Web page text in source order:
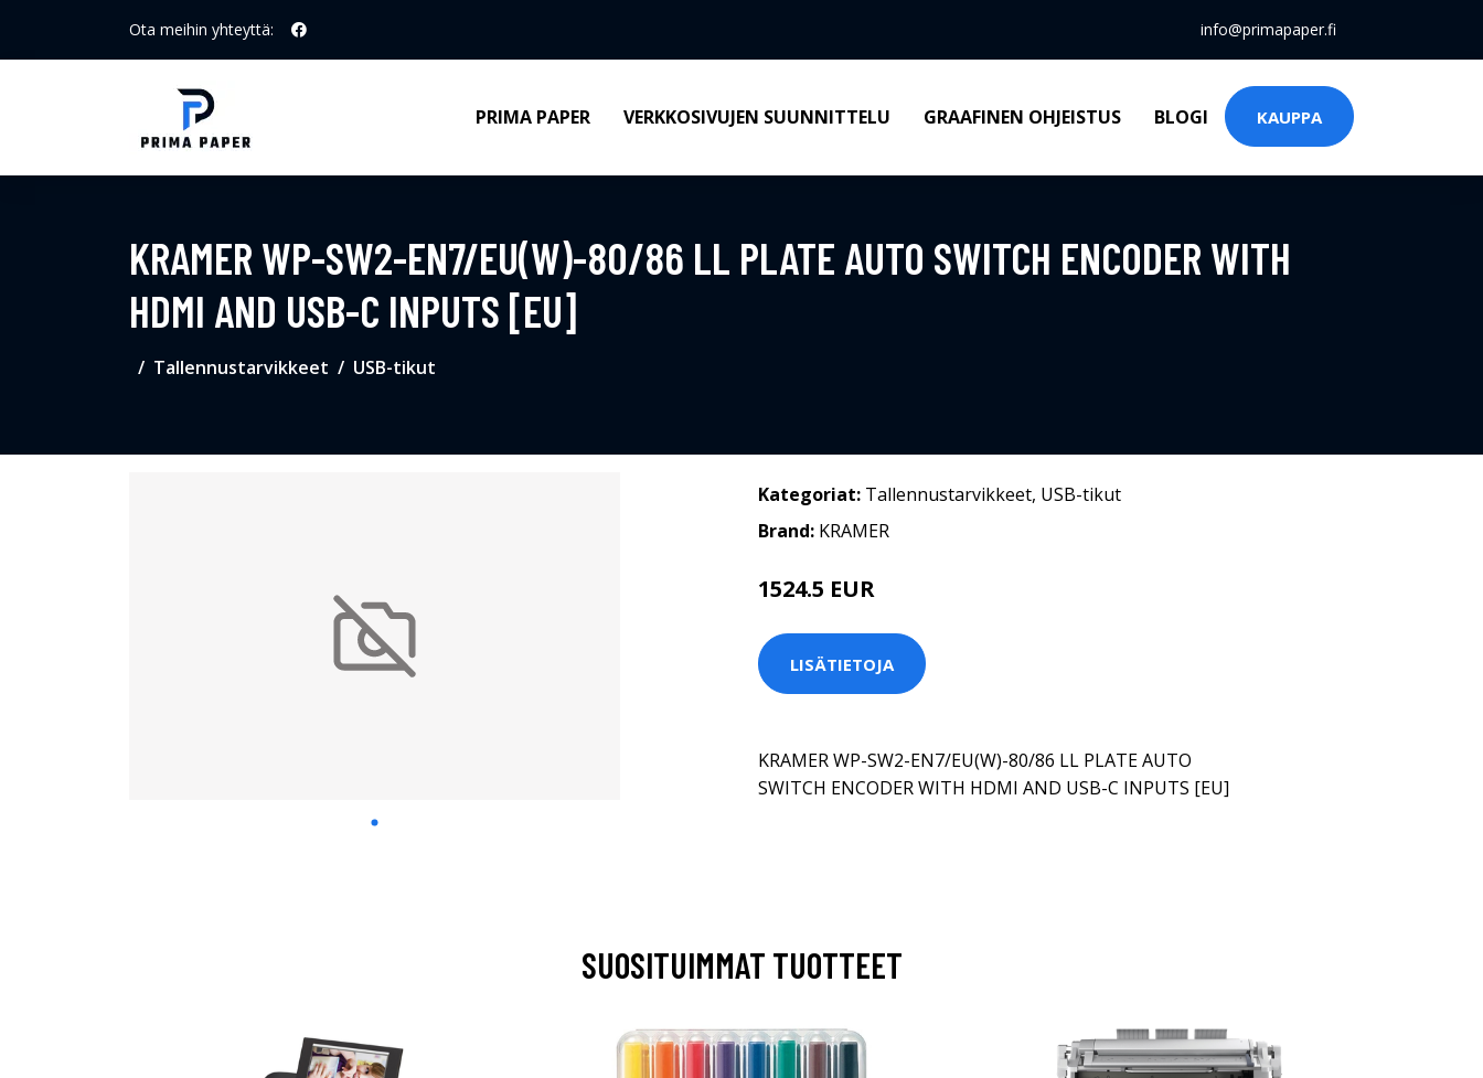
Ota meihin yhteyttä: info@primapaper.fi
PRIMA PAPER VERKKOSIVUJEN SUUNNITTELU GRAAFINEN OHJEISTUS BLOGI KAUPPA
KRAMER WP-SW2-EN7/EU(W)-80/86 LL PLATE AUTO SWITCH ENCODER WITH
HDMI AND USB-C INPUTS [EU]
Tallennustarvikkeet USB-tikut
Kategoriat: Tallennustarvikkeet, USB-tikut
Brand: KRAMER
1524.5 EUR
LISÄTIETOJA
KRAMER WP-SW2-EN7/EU(W)-80/86 LL PLATE AUTO
SWITCH ENCODER WITH HDMI AND USB-C INPUTS [EU]
SUOSITUIMMAT TUOTTEET